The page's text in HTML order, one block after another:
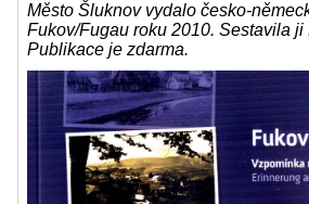
Město Šluknov vydalo česko-
Fukov/Fugau roku 2010. Sestavila ji
Publikace je zdarma.